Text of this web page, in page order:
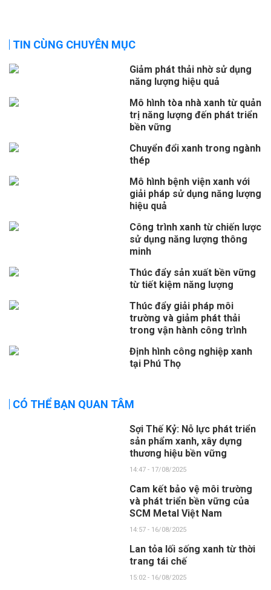
TIN CÙNG CHUYÊN MỤC
Giảm phát thải nhờ sử dụng
năng lượng hiệu quả
Mô hình tòa nhà xanh từ quản
trị năng lượng đến phát triển
bền vững
Chuyển đổi xanh trong ngành
thép
Mô hình bệnh viện xanh với
giải pháp sử dụng năng lượng
hiệu quả
Công trình xanh từ chiến lược
sử dụng năng lượng thông
minh
Thúc đẩy sản xuất bền vững
từ tiết kiệm năng lượng
Thúc đẩy giải pháp môi
trường và giảm phát thải
trong vận hành công trình
Định hình công nghiệp xanh
tại Phú Thọ
CÓ THỂ BẠN QUAN TÂM
Sợi Thế Kỷ: Nỗ lực phát triển
sản phẩm xanh, xây dựng
thương hiệu bền vững
14:47 - 17/08/2025
Cam kết bảo vệ môi trường
và phát triển bền vững của
SCM Metal Việt Nam
14:57 - 16/08/2025
Lan tỏa lối sống xanh từ thời
trang tái chế
15:02 - 16/08/2025